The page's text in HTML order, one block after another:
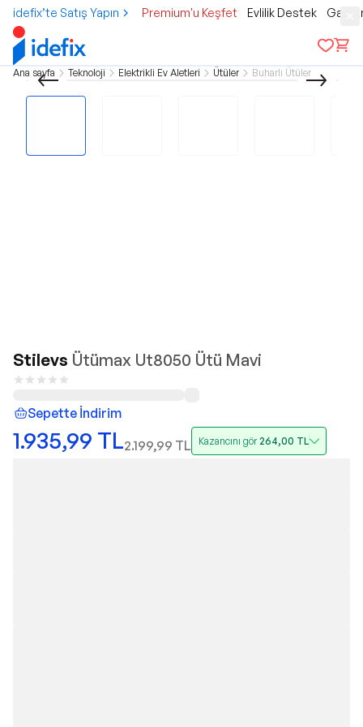
idefix’te Satış Yapın Premium'u Keşfet Evlilik Destek
Ana sayfa Teknoloji Elektrikli Ev Aletleri Ütüler Buharlı Ütüler
Stilevs Ütümax Ut8050 Ütü Mavi
Sepette İndirim
1.935,99 TL2.199,99 TL Kazancını gör264,00 TL